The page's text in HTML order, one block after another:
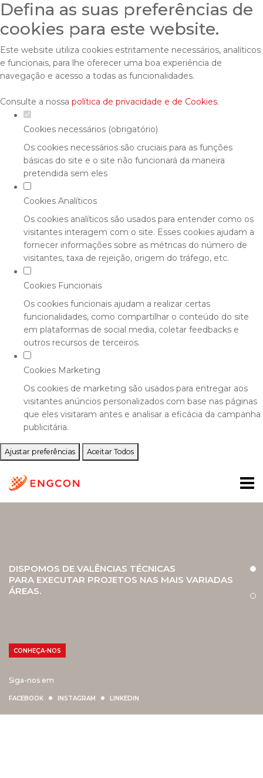
Defina as suas preferências de
cookies para este website.
Este website utiliza cookies estritamente necessários, analíticos
e funcionais, para lhe oferecer uma boa experiência de
navegação e acesso a todas as funcionalidades.
Consulte a nossa política de privacidade e de Cookies.
Cookies necessários (obrigatório)
Os cookies necessários são cruciais para as funções
básicas do site e o site não funcionará da maneira
pretendida sem eles
Cookies Analíticos
Os cookies analíticos são usados para entender como os
visitantes interagem com o site. Esses cookies ajudam a
fornecer informações sobre as métricas do número de
visitantes, taxa de rejeição, origem do tráfego, etc.
Cookies Funcionais
Os cookies funcionais ajudam a realizar certas
funcionalidades, como compartilhar o conteúdo do site
em plataformas de social media, coletar feedbacks e
outros recursos de terceiros.
Cookies Marketing
Os cookies de marketing são usados para entregar aos
visitantes anúncios personalizados com base nas páginas
que eles visitaram antes e analisar a eficácia da campanha
publicitária.
Ajustar preferências Aceitar Todos
DISPOMOS DE VALÊNCIAS TÉCNICAS
PARA EXECUTAR PROJETOS NAS MAIS VARIADAS
ÁREAS.
CONHEÇA-NOS
Siga-nos em
FACEBOOK INSTAGRAM LINKEDIN